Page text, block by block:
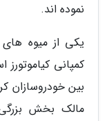
نموده اند.
یکی از میوه
کمپانی
بین خودروسازان
مالک بخش بزرگی